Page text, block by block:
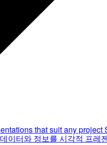
that suit any project
데이터와 정보를 시각적 프레